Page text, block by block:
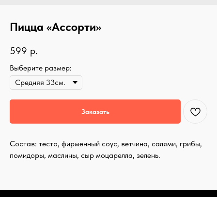
Пицца «Ассорти»
599 р.
Выберите размер:
Заказать
Состав: тесто, фирменный соус, ветчина, салями, грибы,
помидоры, маслины, сыр моцарелла, зелень.